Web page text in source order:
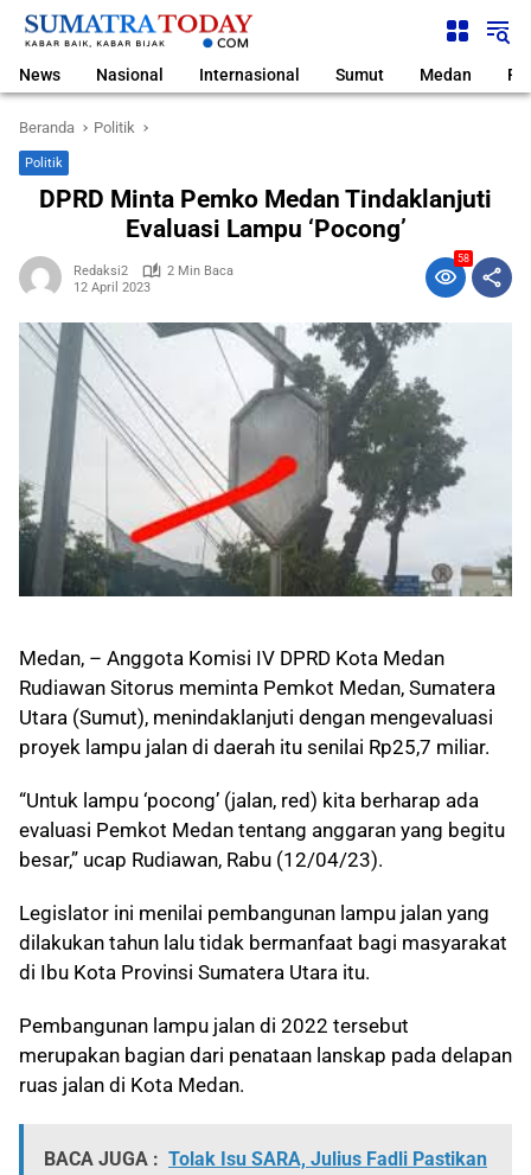
Langsung
News Nasional Internasional Sumut Medan
Beranda Politik
Politik
DPRD Minta Pemko Medan Tindaklanjuti
Evaluasi Lampu ‘Pocong’
Redaksi2
2 Min Baca
12 April 2023
58
Medan, – Anggota Komisi IV DPRD Kota Medan
Rudiawan Sitorus meminta Pemkot Medan, Sumatera
Utara (Sumut), menindaklanjuti dengan mengevaluasi
proyek lampu jalan di daerah itu senilai Rp25,7 miliar.
“Untuk lampu ‘pocong’ (jalan, red) kita berharap ada
evaluasi Pemkot Medan tentang anggaran yang begitu
besar,” ucap Rudiawan, Rabu (12/04/23).
Legislator ini menilai pembangunan lampu jalan yang
dilakukan tahun lalu tidak bermanfaat bagi masyarakat
di Ibu Kota Provinsi Sumatera Utara itu.
Pembangunan lampu jalan di 2022 tersebut
merupakan bagian dari penataan lanskap pada delapan
ruas jalan di Kota Medan.
BACA JUGA : Tolak Isu SARA, Julius Fadli Pastikan